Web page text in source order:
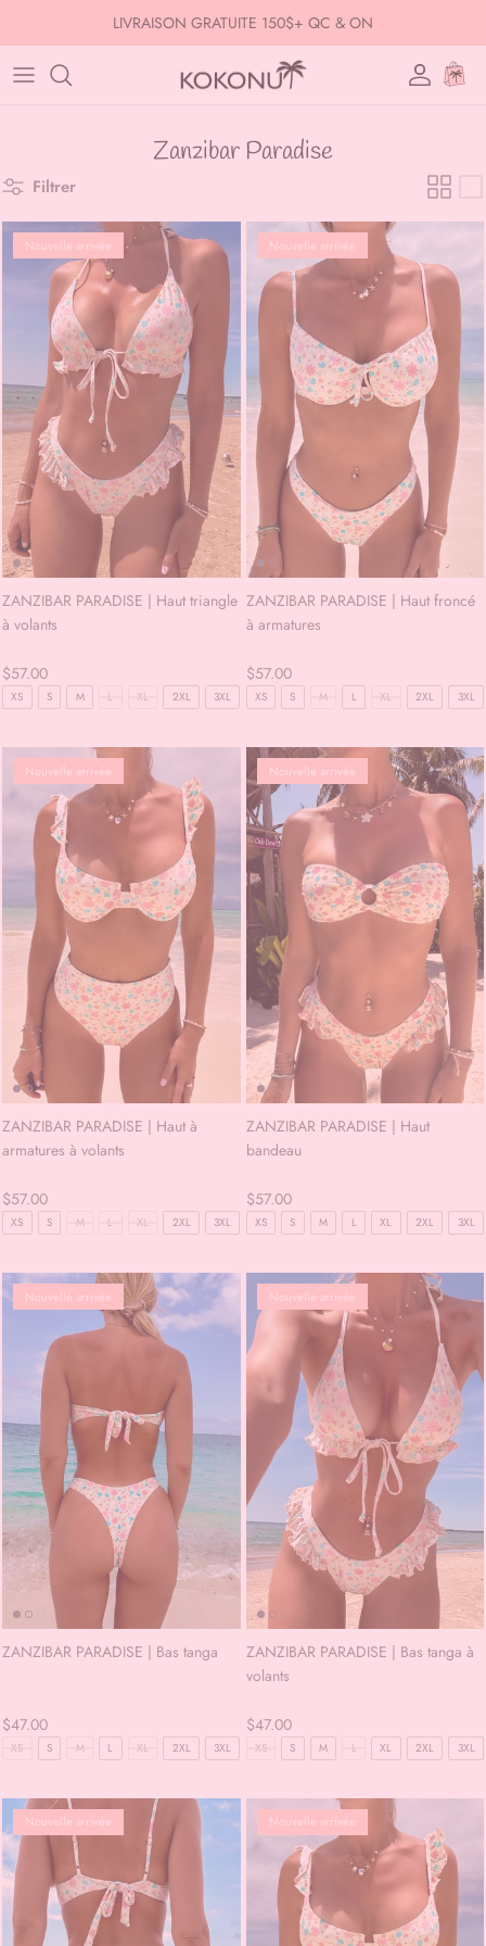
LIVRAISON GRATUITE 150$+ QC & ON
ComptePanier
Zanzibar Paradise
Filtrer
Nouvelle arrivée
ZANZIBAR PARADISE | Haut triangle
à volants
$57.00
XS S M L XL 2XL 3XL
Nouvelle arrivée
ZANZIBAR PARADISE | Haut froncé
à armatures
$57.00
XS S M L XL 2XL 3XL
Nouvelle arrivée
ZANZIBAR PARADISE | Haut à
armatures à volants
$57.00
XS S M L XL 2XL 3XL
Nouvelle arrivée
ZANZIBAR PARADISE | Haut
bandeau
$57.00
XS S M L XL 2XL 3XL
Nouvelle arrivée
ZANZIBAR PARADISE | Bas tanga
$47.00
XS S M L XL 2XL 3XL
Nouvelle arrivée
ZANZIBAR PARADISE | Bas tanga à
volants
$47.00
XS S M L XL 2XL 3XL
Nouvelle arrivée Nouvelle arrivée